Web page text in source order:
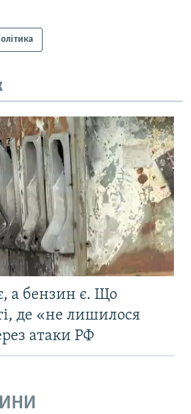
а бензин є. Що
де «не лишилося
атаки РФ